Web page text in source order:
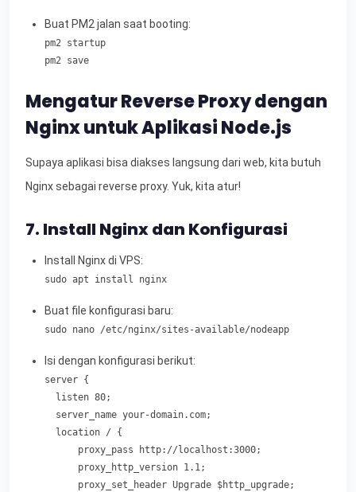
Buat PM2 jalan saat booting:
pm2 startup
pm2 save
Mengatur Reverse Proxy dengan
Nginx untuk Aplikasi Node.js
Supaya aplikasi bisa diakses langsung dari web, kita butuh
Nginx sebagai reverse proxy. Yuk, kita atur!
7. Install Nginx dan Konfigurasi
Install Nginx di VPS:
sudo apt install nginx
Buat file konfigurasi baru:
sudo nano /etc/nginx/sites-available/nodeapp
Isi dengan konfigurasi berikut:
server {
  listen 80;
  server_name your-domain.com;
  location / {
      proxy_pass http://localhost:3000;
      proxy_http_version 1.1;
      proxy_set_header Upgrade $http_upgrade;